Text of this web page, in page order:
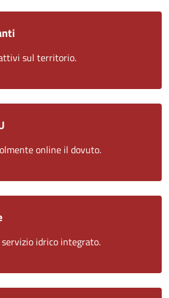
sul territorio.
online il dovuto.
idrico integrato.